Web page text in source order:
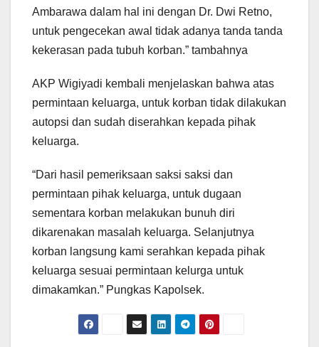
Ambarawa dalam hal ini dengan Dr. Dwi Retno,
untuk pengecekan awal tidak adanya tanda tanda
kekerasan pada tubuh korban.” tambahnya
AKP Wigiyadi kembali menjelaskan bahwa atas
permintaan keluarga, untuk korban tidak dilakukan
autopsi dan sudah diserahkan kepada pihak
keluarga.
“Dari hasil pemeriksaan saksi saksi dan
permintaan pihak keluarga, untuk dugaan
sementara korban melakukan bunuh diri
dikarenakan masalah keluarga. Selanjutnya
korban langsung kami serahkan kepada pihak
keluarga sesuai permintaan kelurga untuk
dimakamkan.” Pungkas Kapolsek.